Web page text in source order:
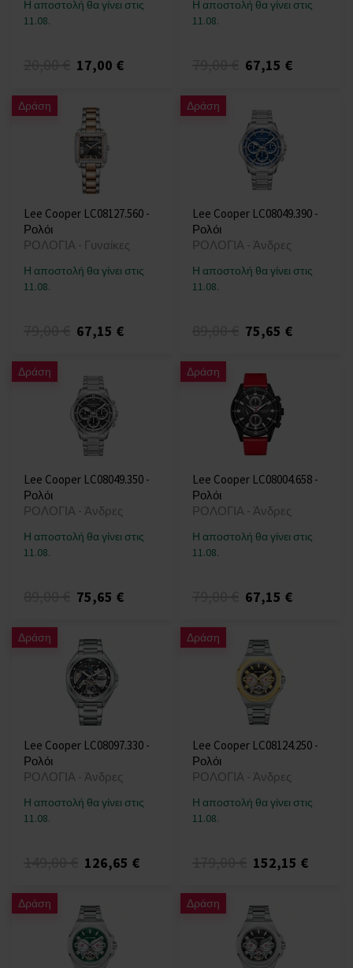
Η αποστολή θα γίνει στις
11.08.
17,00 €
Η αποστολή θα γίνει στις
11.08.
67,15 €
Δράση
Lee Cooper LC08127.560 -
Ρολόι
ΡΟΛΟΓΙΑ - Γυναίκες
Η αποστολή θα γίνει στις
11.08.
67,15 €
Δράση
Lee Cooper LC08049.390 -
Ρολόι
ΡΟΛΟΓΙΑ - Άνδρες
Η αποστολή θα γίνει στις
11.08.
75,65 €
Δράση
Lee Cooper LC08049.350 -
Ρολόι
ΡΟΛΟΓΙΑ - Άνδρες
Η αποστολή θα γίνει στις
11.08.
75,65 €
Δράση
Lee Cooper LC08004.658 -
Ρολόι
ΡΟΛΟΓΙΑ - Άνδρες
Η αποστολή θα γίνει στις
11.08.
67,15 €
Δράση
Lee Cooper LC08097.330 -
Ρολόι
ΡΟΛΟΓΙΑ - Άνδρες
Η αποστολή θα γίνει στις
11.08.
126,65 €
Δράση
Lee Cooper LC08124.250 -
Ρολόι
ΡΟΛΟΓΙΑ - Άνδρες
Η αποστολή θα γίνει στις
11.08.
152,15 €
Δράση Δράση